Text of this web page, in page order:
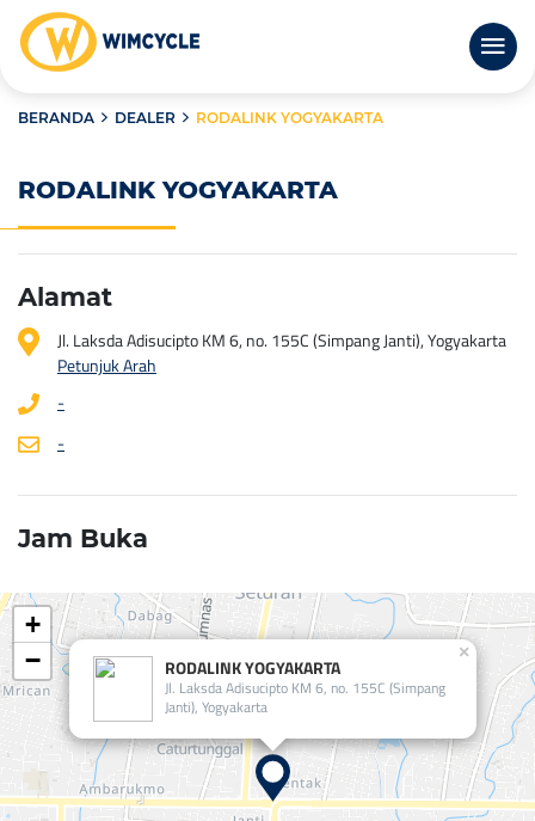
BERANDA DEALER RODALINK YOGYAKARTA
RODALINK YOGYAKARTA
Alamat
Jl. Laksda Adisucipto KM 6, no. 155C (Simpang Janti), Yogyakarta
Petunjuk Arah
-
-
Jam Buka
RODALINK YOGYAKARTA
Jl. Laksda Adisucipto KM 6, no. 155C (Simpang
Janti), Yogyakarta
×
+
−